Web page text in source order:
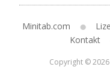
Minitab.com
Kontakt
Copyright © 2026